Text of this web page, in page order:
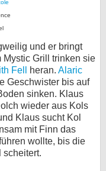
und er bringt
Mystic Grill trinken sie
Fell heran. Alaric
Geschwister bis auf
sinken. Klaus
wieder aus Kols
Klaus sucht Kol
mit Finn das
wollte, bis die
scheitert.